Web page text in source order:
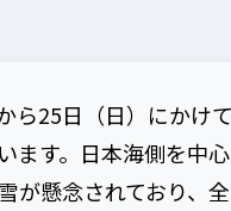
ら25日（日）にかけ
ます。日本海側を中
が懸念されており、